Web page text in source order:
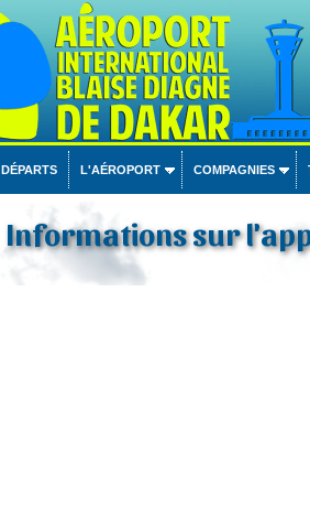
DÉPARTS L'AÉROPORT COMPAGNIES
Informations sur